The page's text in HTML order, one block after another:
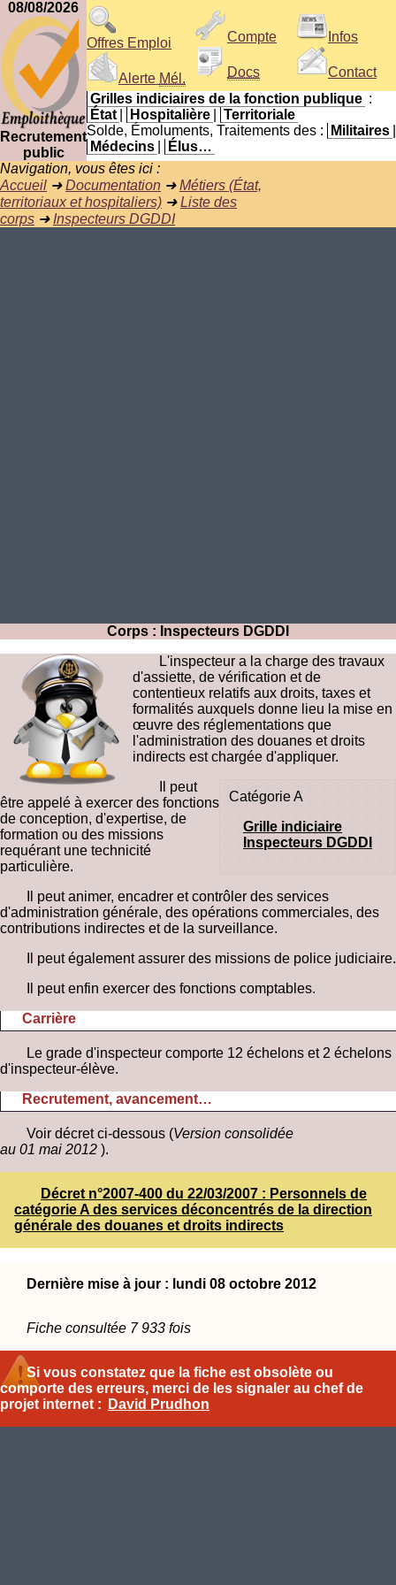
08/08/2026
Recrutement
public
Offres Emploi
Alerte Mél.
Compte
Docs
Infos
Contact
Grilles indiciaires de la fonction publique :
État
Hospitalière
Territoriale
Solde, Émoluments, Traitements des :
Militaires
Médecins
Élus…
Navigation, vous êtes ici :
Accueil ➜Documentation ➜Métiers (État,
territoriaux et hospitaliers) ➜Liste des
corps ➜ Inspecteurs DGDDI
Corps : Inspecteurs DGDDI
L'inspecteur a la charge des travaux
d'assiette, de vérification et de
contentieux relatifs aux droits, taxes et
formalités auxquels donne lieu la mise en
œuvre des réglementations que
l'administration des douanes et droits
indirects est chargée d'appliquer.
Catégorie A
Grille indiciaire
Inspecteurs DGDDI
Il peut
être appelé à exercer des fonctions
de conception, d'expertise, de
formation ou des missions
requérant une technicité
particulière.
Il peut animer, encadrer et contrôler des services
d'administration générale, des opérations commerciales, des
contributions indirectes et de la surveillance.
Il peut également assurer des missions de police judiciaire.
Il peut enfin exercer des fonctions comptables.
Carrière
Le grade d'inspecteur comporte 12 échelons et 2 échelons
d'inspecteur-élève.
Recrutement, avancement…
Voir décret ci-dessous (Version consolidée
au 01 mai 2012 ).
Décret n°2007-400 du 22/03/2007 : Personnels de
catégorie A des services déconcentrés de la direction
générale des douanes et droits indirects
Dernière mise à jour : lundi 08 octobre 2012
Fiche consultée 7 933 fois
Si vous constatez que la fiche est obsolète ou
comporte des erreurs, merci de les signaler au chef de
projet internet :
David Prudhon